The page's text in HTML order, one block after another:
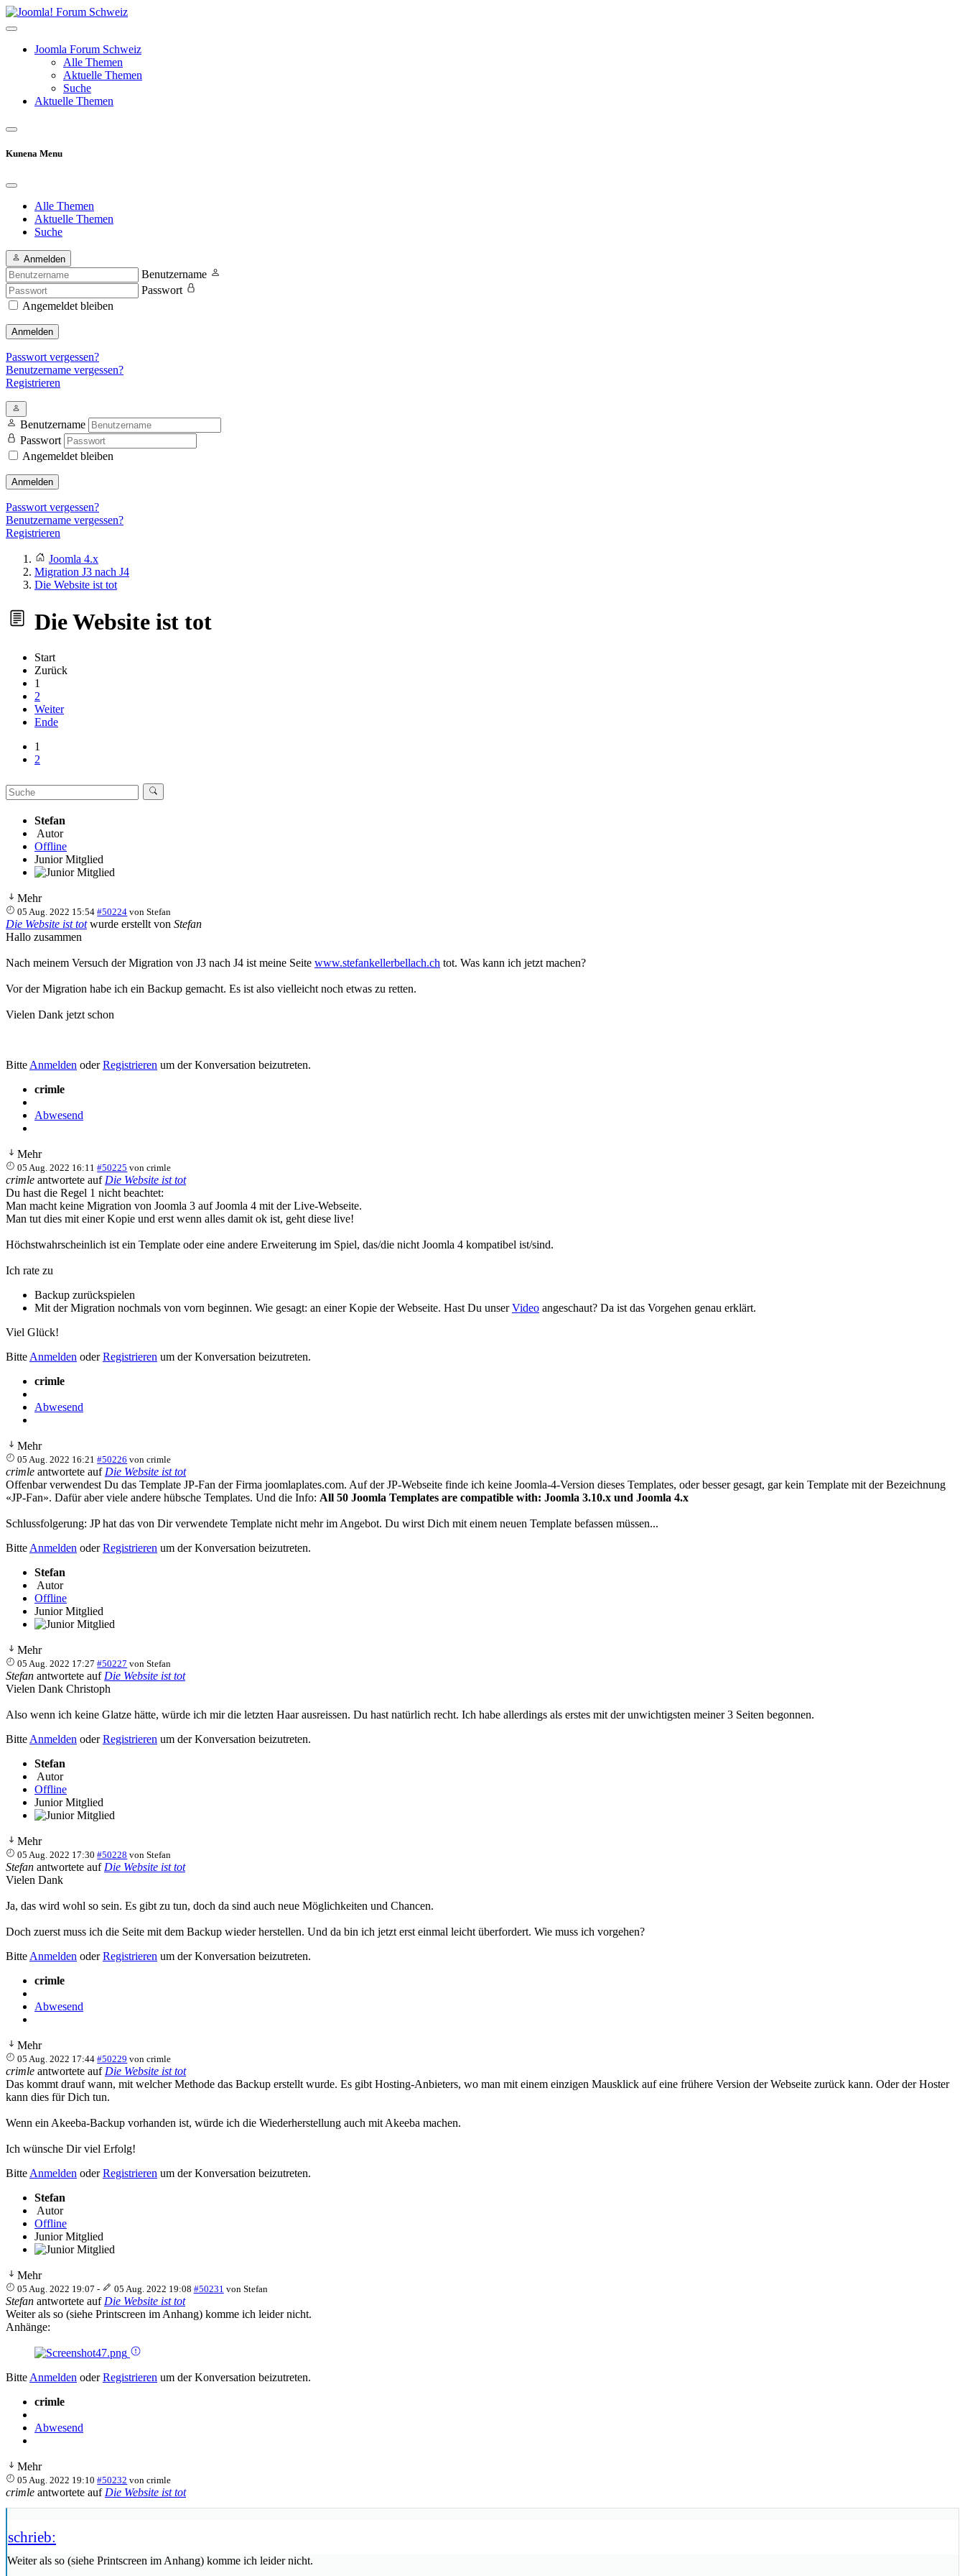
Joomla Forum Schweiz
Alle Themen
Aktuelle Themen
Suche
Aktuelle Themen
Kunena Menu
Alle Themen
Aktuelle Themen
Suche
Anmelden
Benutzername
Passwort
Angemeldet bleiben
Anmelden
Passwort vergessen?
Benutzername vergessen?
Registrieren
Benutzername
Passwort
Angemeldet bleiben
Anmelden
Passwort vergessen?
Benutzername vergessen?
Registrieren
Joomla 4.x
Migration J3 nach J4
Die Website ist tot
Die Website ist tot
Start
Zurück
1
2
Weiter
Ende
1
2
Stefan
Autor
Offline
Junior Mitglied
Mehr
05 Aug. 2022 15:54 #50224 vonStefan
Die Website ist totwurde erstellt von Stefan
Hallo zusammen
Nach meinem Versuch der Migration von J3 nach J4 ist meine Seite www.stefankellerbellach.ch tot. Was kann ich jetzt machen?
Vor der Migration habe ich ein Backup gemacht. Es ist also vielleicht noch etwas zu retten.
Vielen Dank jetzt schon
Bitte Anmelden oderRegistrieren um der Konversation beizutreten.
crimle
Abwesend
Mehr
05 Aug. 2022 16:11 #50225 voncrimle
crimle antwortete auf Die Website ist tot
Du hast die Regel 1 nicht beachtet:
Man macht keine Migration von Joomla 3 auf Joomla 4 mit der Live-Webseite.
Man tut dies mit einer Kopie und erst wenn alles damit ok ist, geht diese live!
Höchstwahrscheinlich ist ein Template oder eine andere Erweiterung im Spiel, das/die nicht Joomla 4 kompatibel ist/sind.
Ich rate zu
Backup zurückspielen
Mit der Migration nochmals von vorn beginnen. Wie gesagt: an einer Kopie der Webseite. Hast Du unserVideo angeschaut? Da ist das Vorgehen genau erklärt.
Viel Glück!
Bitte Anmelden oderRegistrieren um der Konversation beizutreten.
crimle
Abwesend
Mehr
05 Aug. 2022 16:21 #50226 voncrimle
crimle antwortete auf Die Website ist tot
Offenbar verwendest Du das Template JP-Fan der Firma joomlaplates.com. Auf der JP-Webseite finde ich keine Joomla-4-Version dieses Templates, oder besser gesagt, gar kein Template mit der Bezeichnung
«JP-Fan». Dafür aber viele andere hübsche Templates. Und die Info: All 50 Joomla Templates are compatible with: Joomla 3.10.x und Joomla 4.x
Schlussfolgerung: JP hat das von Dir verwendete Template nicht mehr im Angebot. Du wirst Dich mit einem neuen Template befassen müssen...
Bitte Anmelden oderRegistrieren um der Konversation beizutreten.
Stefan
Autor
Offline
Junior Mitglied
Mehr
05 Aug. 2022 17:27 #50227 vonStefan
Stefan antwortete auf Die Website ist tot
Vielen Dank Christoph
Also wenn ich keine Glatze hätte, würde ich mir die letzten Haar ausreissen. Du hast natürlich recht. Ich habe allerdings als erstes mit der unwichtigsten meiner 3 Seiten begonnen.
Bitte Anmelden oderRegistrieren um der Konversation beizutreten.
Stefan
Autor
Offline
Junior Mitglied
Mehr
05 Aug. 2022 17:30 #50228 vonStefan
Stefan antwortete auf Die Website ist tot
Vielen Dank
Ja, das wird wohl so sein. Es gibt zu tun, doch da sind auch neue Möglichkeiten und Chancen.
Doch zuerst muss ich die Seite mit dem Backup wieder herstellen. Und da bin ich jetzt erst einmal leicht überfordert. Wie muss ich vorgehen?
Bitte Anmelden oderRegistrieren um der Konversation beizutreten.
crimle
Abwesend
Mehr
05 Aug. 2022 17:44 #50229 voncrimle
crimle antwortete auf Die Website ist tot
Das kommt drauf wann, mit welcher Methode das Backup erstellt wurde. Es gibt Hosting-Anbieters, wo man mit einem einzigen Mausklick auf eine frühere Version der Webseite zurück kann. Oder der Hoster
kann dies für Dich tun.
Wenn ein Akeeba-Backup vorhanden ist, würde ich die Wiederherstellung auch mit Akeeba machen.
Ich wünsche Dir viel Erfolg!
Bitte Anmelden oderRegistrieren um der Konversation beizutreten.
Stefan
Autor
Offline
Junior Mitglied
Mehr
05 Aug. 2022 19:07 - 05 Aug. 2022 19:08 #50231 von Stefan
Stefan antwortete auf Die Website ist tot
Weiter als so (siehe Printscreen im Anhang) komme ich leider nicht.
Anhänge:
Bitte Anmelden oderRegistrieren um der Konversation beizutreten.
crimle
Abwesend
Mehr
05 Aug. 2022 19:10 #50232 voncrimle
crimle antwortete auf Die Website ist tot
schrieb:
Weiter als so (siehe Printscreen im Anhang) komme ich leider nicht.